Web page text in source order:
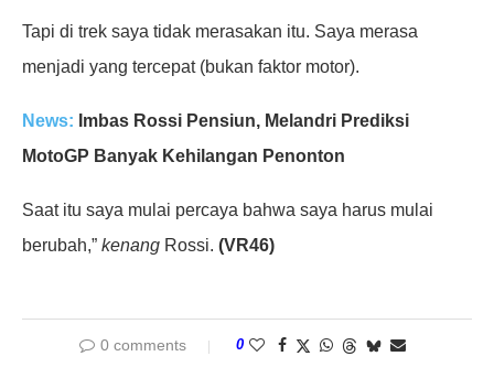
Tapi di trek saya tidak merasakan itu. Saya merasa
menjadi yang tercepat (bukan faktor motor).
News: Imbas Rossi Pensiun, Melandri Prediksi
MotoGP Banyak Kehilangan Penonton
Saat itu saya mulai percaya bahwa saya harus mulai
berubah,” kenang Rossi. (VR46)
0 comments 0